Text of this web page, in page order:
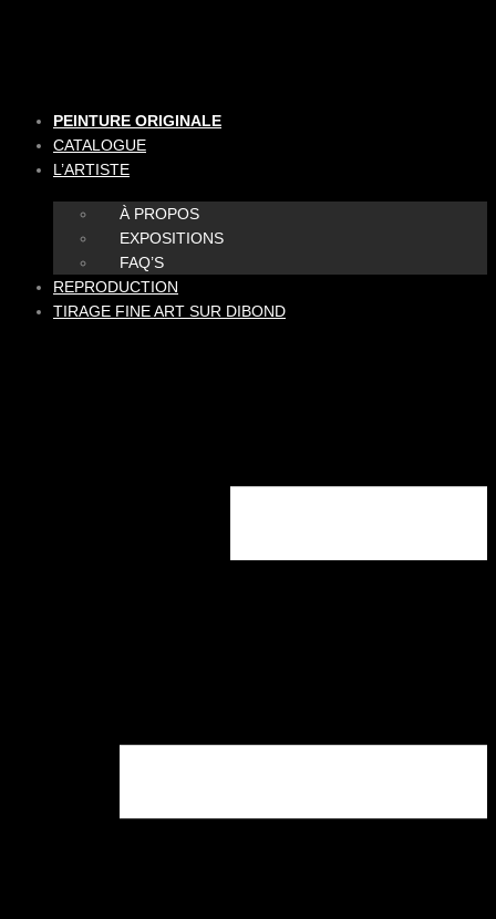
PEINTURE ORIGINALE
CATALOGUE
L’ARTISTE
À PROPOS
EXPOSITIONS
FAQ’S
REPRODUCTION
TIRAGE FINE ART SUR DIBOND